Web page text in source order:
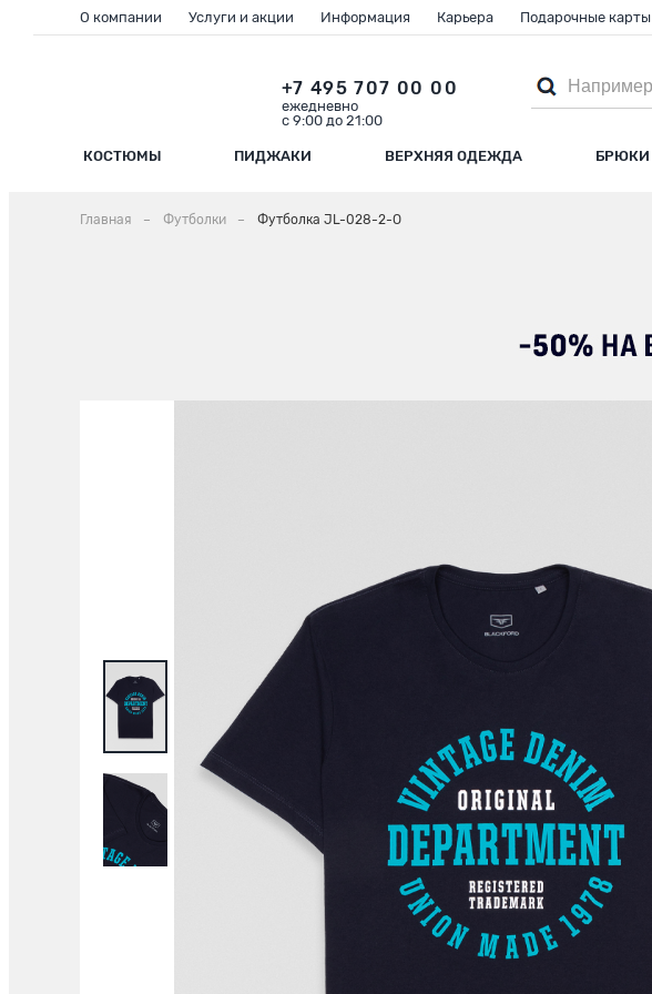
КОСТЮМЫ ПИДЖАКИ ВЕРХНЯЯ ОДЕЖДА БРЮКИ
+7 495 707 00 00
ежедневно
с 9:00 до 21:00
О компании Услуги и акции Информация Карьера Подарочные карты
Главная Футболки Футболка JL-028-2-O